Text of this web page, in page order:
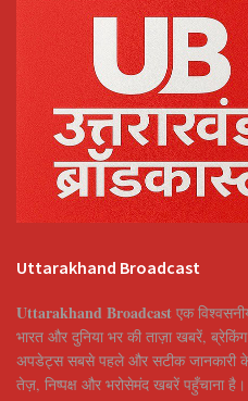
Uttarakhand Broadcast
Uttarakhand Broadcast एक
भारत और दुनिया भर की ताज़ा खबरें,
अपडेट्स सबसे पहले और सटीक जानकारी के
तेज़, निष्पक्ष और भरोसेमंद खबरें पहुँचाना है।